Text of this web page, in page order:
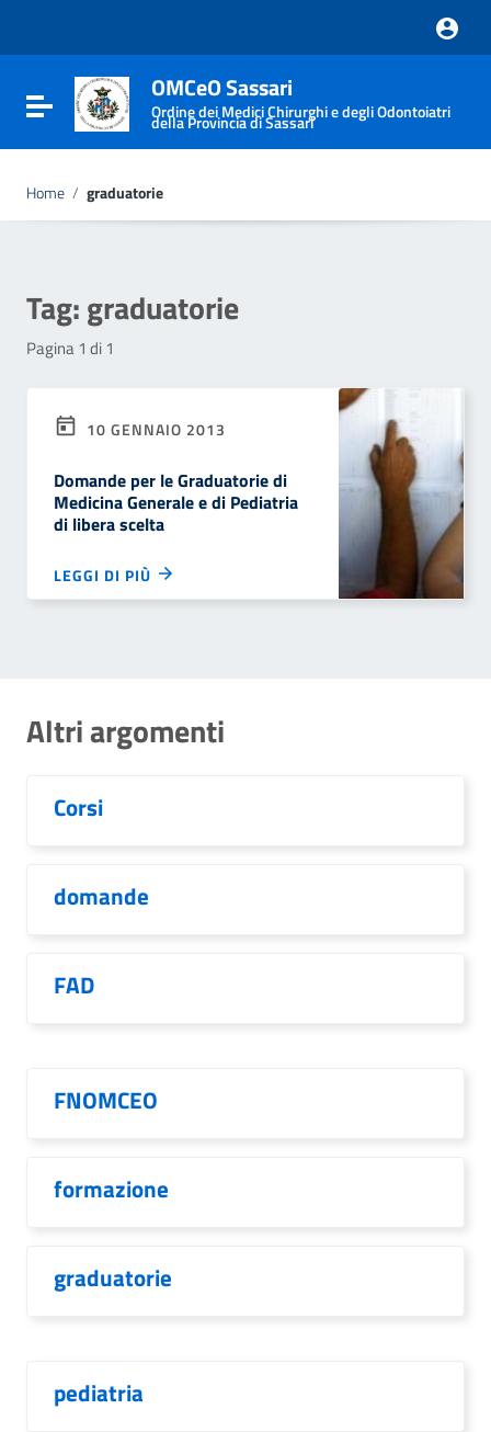
Vai al footer
Attiva / disattiva la navigazione
OMCeO Sassari
Ordine dei Medici Chirurghi e degli Odontoiatri
della Provincia di Sassari
Home / graduatorie
Tag:graduatorie
Pagina 1 di 1
10 GENNAIO 2013
Domande per le Graduatorie di
Medicina Generale e di Pediatria
di libera scelta
LEGGI DI PIÙ
Altri argomenti
Corsi
domande
FAD
FNOMCEO
formazione
graduatorie
pediatria